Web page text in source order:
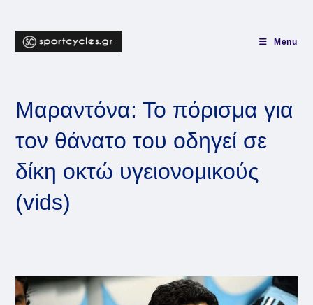
content
Menu
Μαραντόνα: Το πόρισμα για
τον θάνατο του οδηγεί σε
δίκη οκτώ υγειονομικούς
(vids)